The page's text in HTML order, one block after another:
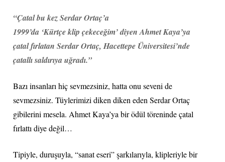
“Çatal bu kez Serdar Ortaç’a
1999’da ‘Kürtçe klip çekeceğim’ diyen Ahmet Kaya’ya
çatal fırlatan Serdar Ortaç, Hacettepe Üniversitesi’nde
çatallı saldırıya uğradı.”
Bazı insanları hiç sevmezsiniz, hatta onu seveni de
sevmezsiniz. Tüylerimizi diken diken eden Serdar Ortaç
gibilerini mesela. Ahmet Kaya’ya bir ödül töreninde çatal
fırlattı diye değil…
Tipiyle, duruşuyla, “sanat eseri” şarkılarıyla, klipleriyle bir